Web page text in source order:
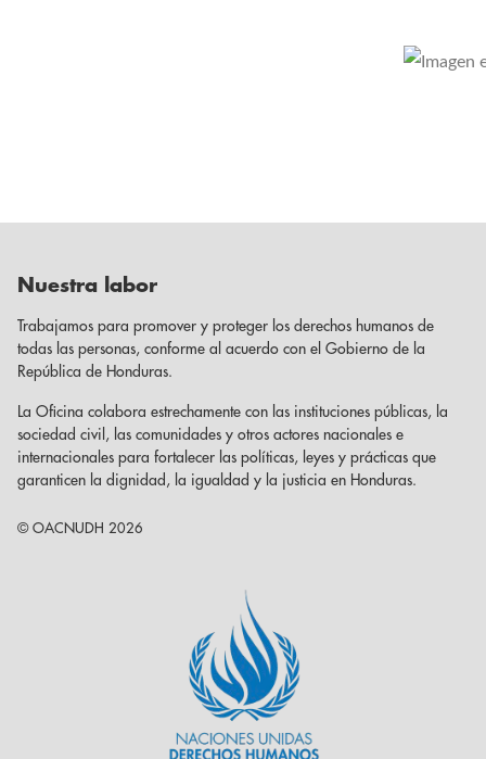
Nuestra labor
Trabajamos para promover y proteger los derechos humanos de
todas las personas, conforme al acuerdo con el Gobierno de la
República de Honduras.
La Oficina colabora estrechamente con las instituciones públicas, la
sociedad civil, las comunidades y otros actores nacionales e
internacionales para fortalecer las políticas, leyes y prácticas que
garanticen la dignidad, la igualdad y la justicia en Honduras.
© OACNUDH 2026